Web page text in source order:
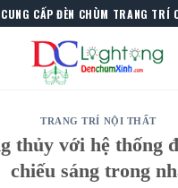
CẤP ĐÈN CHÙM TRANG TRÍ
TRANG TRÍ NỘI THẤT
thủy với hệ thống
chiếu sáng trong